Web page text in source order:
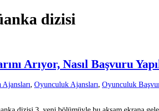
dizisi
Arıyor, Nasıl Başvuru
, Oyunculuk Ajansları, Oyunculuk